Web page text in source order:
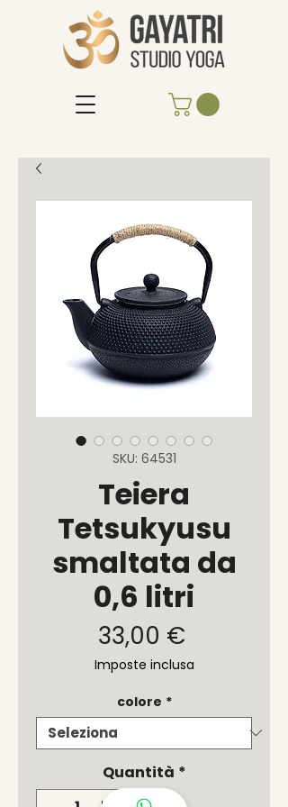
SKU: 64531
Teiera
Tetsukyusu
smaltata da
0,6 litri
33,00 €
Imposte inclusa
colore *
Quantità *